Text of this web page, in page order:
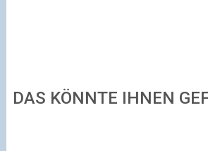
DAS KÖNNTE IHNEN